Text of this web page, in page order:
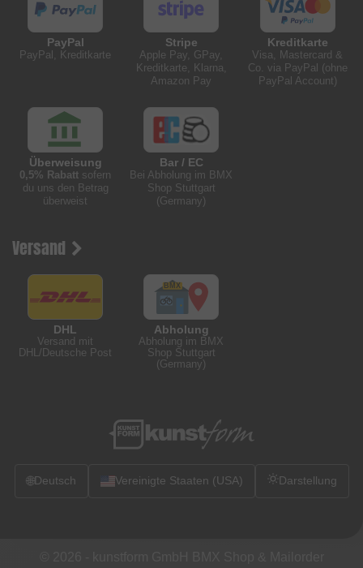
PayPal
PayPal, Kreditkarte
Stripe
Apple Pay, GPay,
Kreditkarte, Klarna,
Amazon Pay
Kreditkarte
Visa, Mastercard &
Co. via PayPal (ohne
PayPal Account)
Überweisung
0,5% Rabatt sofern
du uns den Betrag
überweist
Bar / EC
Bei Abholung im BMX
Shop Stuttgart
(Germany)
Versand
DHL
Versand mit
DHL/Deutsche Post
Abholung
Abholung im BMX
Shop Stuttgart
(Germany)
🌐Deutsch Vereinigte Staaten (USA) Darstellung